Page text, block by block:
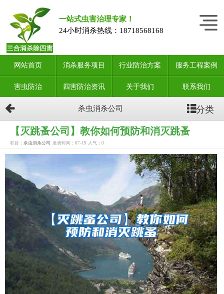
一站式虫害治理专家！
24小时消杀热线： 18718568168
网站首页 消杀服务项目 行业防治方案 服务工程案例
害虫防治 四害防治资讯 关于我们 联系我们
杀虫消杀公司 分类
【灭跳蚤公司】教你如何预防和消灭跳蚤
栏目： 杀虫消杀公司 发表时间：07-19 人气： 0